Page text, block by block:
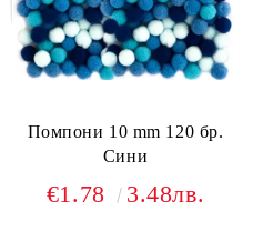
Помпони 10 mm 120 бр.
Сини
€1.78 3.48лв.